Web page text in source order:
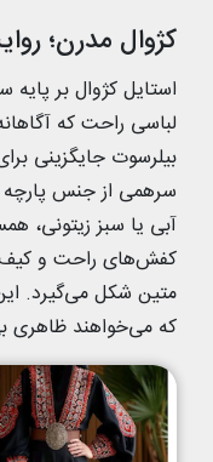
کژوال مدرن؛
استایل کژوال بر
لباسی راحت که
بیلرسوت جایگزینی
سرهمی از جنس پارچه
آبی یا سبز زیتونی،
کفش‌های راحت و
متین شکل می‌گیرد.
که می‌خواهند ظاهری